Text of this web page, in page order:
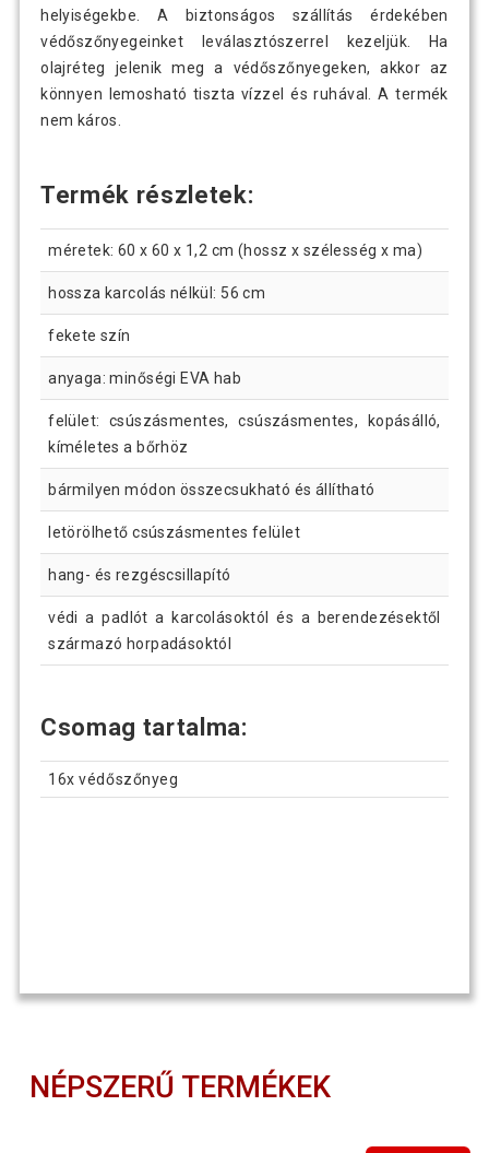
helyiségekbe. A biztonságos szállítás érdekében
védőszőnyegeinket leválasztószerrel kezeljük. Ha
olajréteg jelenik meg a védőszőnyegeken, akkor az
könnyen lemosható tiszta vízzel és ruhával. A termék
nem káros.
Termék részletek:
méretek: 60 x 60 x 1,2 cm (hossz x szélesség x ma)
hossza karcolás nélkül: 56 cm
fekete szín
anyaga: minőségi EVA hab
felület: csúszásmentes, csúszásmentes, kopásálló,
kíméletes a bőrhöz
bármilyen módon összecsukható és állítható
letörölhető csúszásmentes felület
hang- és rezgéscsillapító
védi a padlót a karcolásoktól és a berendezésektől
származó horpadásoktól
Csomag tartalma:
16x védőszőnyeg
NÉPSZERŰ TERMÉKEK